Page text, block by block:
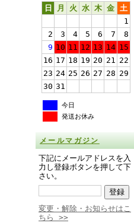
日
月 火 水 木 金 土
1
2
3 4 5 6 7
8
9 10 11 12 13 14 15
16 17 18 19 20 21 22
23 24 25 26 27 28 29
30 31
今日
発送お休み
メールマガジン
下記にメールアドレスを入
力し登録ボタンを押して下
さい。
変更・解除・お知らせはこ
ちら >>